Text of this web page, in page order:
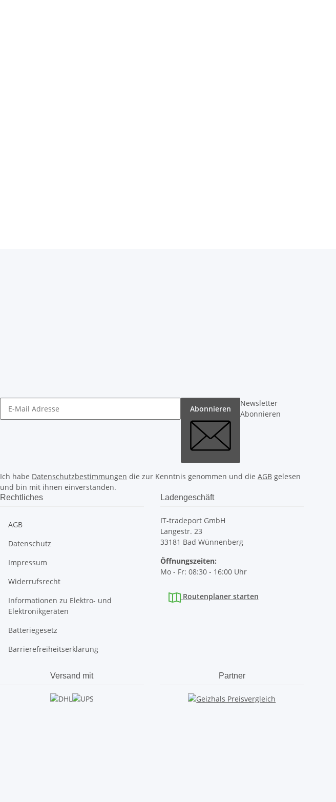
Abonnieren
Newsletter
Abonnieren
Ich habe Datenschutzbestimmungen die zur Kenntnis genommen und die AGB gelesen
und bin mit ihnen einverstanden.
Rechtliches
AGB
Datenschutz
Impressum
Widerrufsrecht
Informationen zu Elektro- und
Elektronikgeräten
Batteriegesetz
Barrierefreiheitserklärung
Ladengeschäft
IT-tradeport GmbH
Langestr. 23
33181 Bad Wünnenberg
Öffnungszeiten:
Mo - Fr: 08:30 - 16:00 Uhr
Routenplaner starten
Versand mit Partner